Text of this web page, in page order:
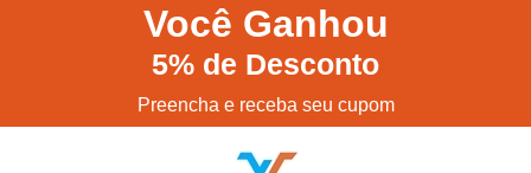
Você Ganhou
5% de Desconto
Preencha e receba seu cupom